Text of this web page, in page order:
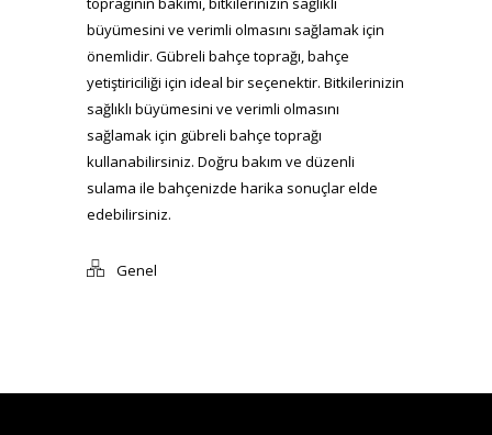
büyümesini ve verimli olmasını sağlamak için
önemlidir. Gübreli bahçe toprağı, bahçe
yetiştiriciliği için ideal bir seçenektir. Bitkilerinizin
sağlıklı büyümesini ve verimli olmasını
sağlamak için gübreli bahçe toprağı
kullanabilirsiniz. Doğru bakım ve düzenli
sulama ile bahçenizde harika sonuçlar elde
edebilirsiniz.
Genel